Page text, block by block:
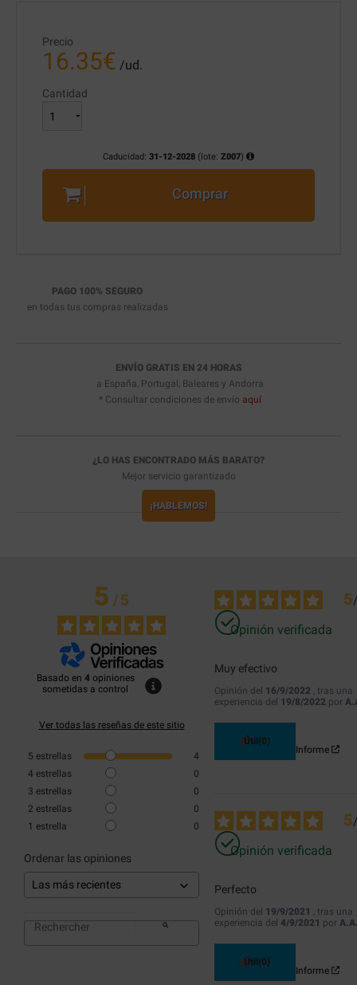
Precio
16.35€ /ud.
Cantidad
Caducidad: 31-12-2028 (lote: Z007)
Comprar
PAGO 100% SEGURO
en todas tus compras realizadas
ENVÍO GRATIS EN 24 HORAS
a España, Portugal, Baleares y Andorra
* Consultar condiciones de envío aquí
¿LO HAS ENCONTRADO MÁS BARATO?
Mejor servicio garantizado
¡HABLEMOS!
5/5
Basado en 4 opiniones
sometidas a control
Ver todas las reseñas de este sitio
5 estrellas
4
4 estrellas
0
3 estrellas
0
2 estrellas
0
1 estrella 0
Ordenar las opiniones
5
Opinión verificada
Muy efectivo
Opinión del 16/9/2022 , tras una
experiencia del 19/8/2022 por
Útil (0)
Informe
5
Opinión verificada
Perfecto
Opinión del 19/9/2021 , tras una
experiencia del 4/9/2021 por
Útil (0)
Informe